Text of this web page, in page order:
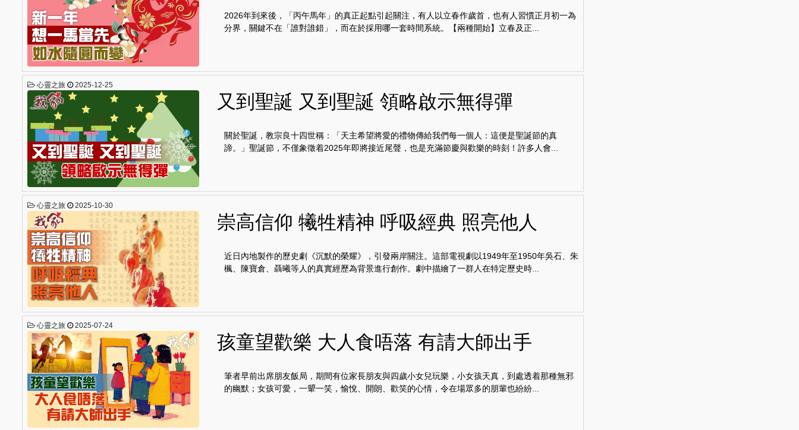
2026年到來後，「丙午馬年」的真正起點引起關注，有人以立春作歲首，也有人習慣正月初一為
分界，關鍵不在「誰對誰錯」，而在於採用哪一套時間系統。【兩種開始】立春及正...
心靈之旅 2025-12-25
又到聖誕 又到聖誕 領略啟示無得彈
關於聖誕，教宗良十四世稱：「天主希望將愛的禮物傳給我們每一個人：這便是聖誕節的真
諦。」聖誕節，不僅象徵着2025年即將接近尾聲，也是充滿節慶與歡樂的時刻！許多人會...
心靈之旅 2025-10-30
崇高信仰 犧牲精神 呼吸經典 照亮他人
近日內地製作的歷史劇《沉默的榮耀》，引發兩岸關注。這部電視劇以1949年至1950年吳石、朱
楓、陳寶倉、聶曦等人的真實經歷為背景進行創作。劇中描繪了一群人在特定歷史時...
心靈之旅 2025-07-24
孩童望歡樂 大人食唔落 有請大師出手
筆者早前出席朋友飯局，期間有位家長朋友與四歲小女兒玩樂，小女孩天真，到處透着那種無邪
的幽默；女孩可愛，一顰一笑，愉悅、開朗、歡笑的心情，令在場眾多的朋輩也紛紛...